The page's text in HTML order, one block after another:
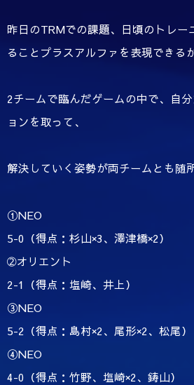
昨日のTRMでの課題、日頃のトレー
ることプラスアルファを表現できるか
2チームで臨んだゲームの中で、自
ョンを取って、
解決していく姿勢が両チームとも随
①NEO
5-0（得点：杉山×3、澤津橋×2）
➁オリエント
2-1（得点：塩崎、井上）
③NEO
5-2（得点：島村×2、尾形×2、松尾）
④NEO
4-0（得点：竹野、塩崎×2、鋳山）